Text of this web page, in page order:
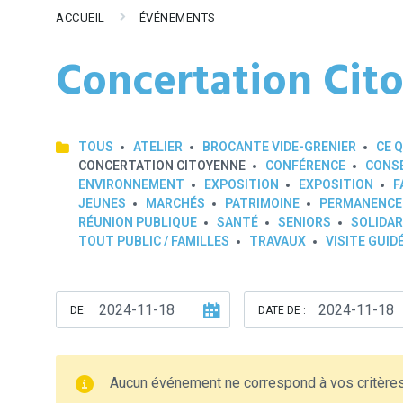
ACCUEIL ÉVÉNEMENTS
Concertation
TOUS ATELIER BROCANTE VIDE-GRENIER CE
CONCERTATION CITOYENNE
CONFÉRENCE
ENVIRONNEMENT
EXPOSITION EXPOSITION
JEUNES
MARCHÉS PATRIMOINE
RÉUNION PUBLIQUE
SANTÉ SENIORS
TOUT PUBLIC / FAMILLES
TRAVAUX VISITE
DE: DATE DE :
Aucun événement ne correspond à vos